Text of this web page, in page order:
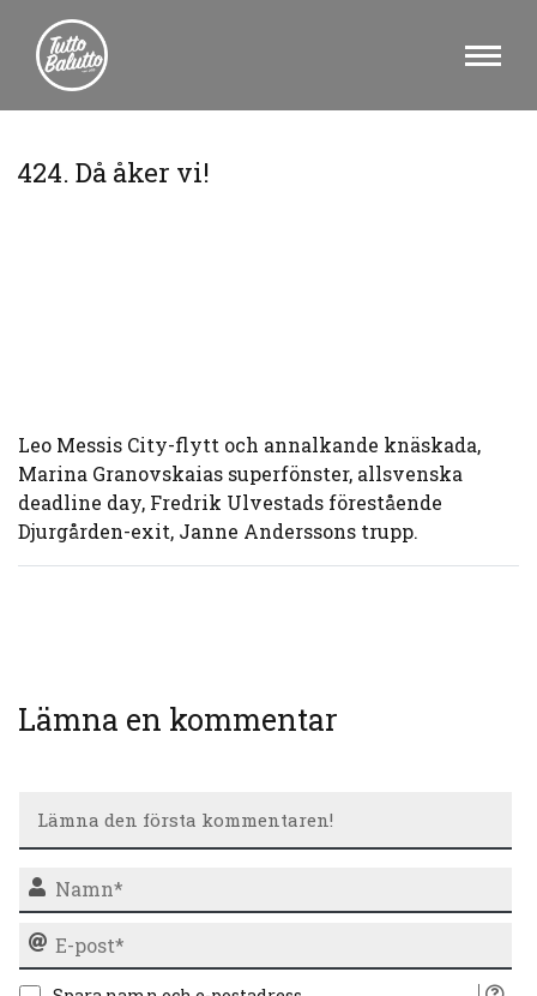
424. Då åker vi!
Leo Messis City-flytt och annalkande knäskada,
Marina Granovskaias superfönster, allsvenska
deadline day, Fredrik Ulvestads förestående
Djurgården-exit, Janne Anderssons trupp.
Lämna en kommentar